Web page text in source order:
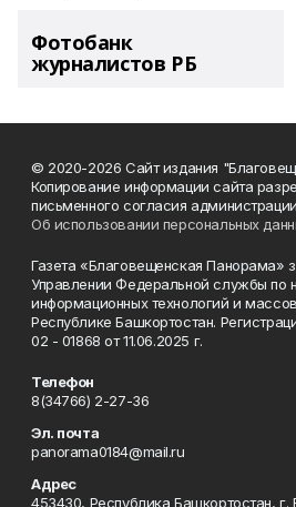
Фотобанк
журналистов РБ
© 2020-2026 Сайт издания
Копирование информации сайта
письменного согласия
Об использовании персональных
Газета «Благовещенская Панорама»
Управлении Федеральной службы по
информационных технологий и
Республике Башкортостан.
02 - 01868 от 11.06.2025 г.
Телефон
8(34766) 2-27-36
Эл. почта
panorama0184@mail.ru
Адрес
453430, Республика Башкортостан, г.